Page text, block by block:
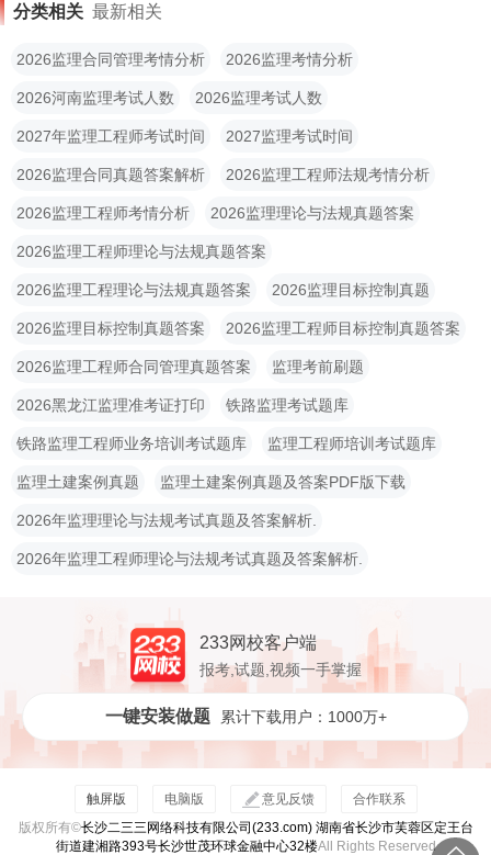
分类相关 最新相关
2026监理合同管理考情分析 2026监理考情分析
2026河南监理考试人数 2026监理考试人数
2027年监理工程师考试时间 2027监理考试时间
2026监理合同真题答案解析 2026监理工程师法规考情分析
2026监理工程师考情分析 2026监理理论与法规真题答案
2026监理工程师理论与法规真题答案
2026监理工程理论与法规真题答案 2026监理目标控制真题
2026监理目标控制真题答案 2026监理工程师目标控制真题答案
2026监理工程师合同管理真题答案 监理考前刷题
2026黑龙江监理准考证打印 铁路监理考试题库
铁路监理工程师业务培训考试题库 监理工程师培训考试题库
监理土建案例真题 监理土建案例真题及答案PDF版下载
2026年监理理论与法规考试真题及答案解析.
2026年监理工程师理论与法规考试真题及答案解析.
233网校客户端
报考,试题,视频一手掌握
一键安装做题 累计下载用户：1000万+
触屏版 电脑版 意见反馈
合作联系
版权所有©长沙二三三网络科技有限公司(233.com) 湖南省长沙市芙蓉区定王台
街道建湘路393号长沙世茂环球金融中心32楼All Rights Reserved